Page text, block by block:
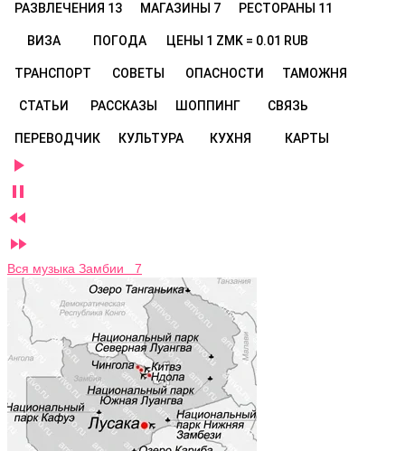
РАЗВЛЕЧЕНИЯ 13 МАГАЗИНЫ 7 РЕСТОРАНЫ 11
ВИЗА ПОГОДА ЦЕНЫ 1 ZMK = 0.01 RUB
ТРАНСПОРТ СОВЕТЫ ОПАСНОСТИ ТАМОЖНЯ
СТАТЬИ РАССКАЗЫ ШОППИНГ СВЯЗЬ
ПЕРЕВОДЧИК КУЛЬТУРА КУХНЯ КАРТЫ




Вся музыка Замбии 7